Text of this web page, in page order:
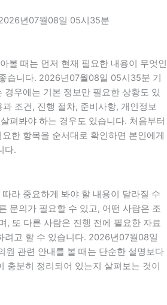
년07월08일 05시35분
볼 때는 먼저 현재 필요한 내용이 무엇인
습니다. 2026년07월08일 05시35분 기
경우에는 기본 정보만 필요한 상황도 있
조건, 진행 절차, 준비사항, 개인정보
펴봐야 하는 경우도 있습니다. 처음부터
한 항목을 순서대로 확인하면 본인에게
다.
라 중요하게 봐야 할 내용이 달라질 수
문의가 필요할 수 있고, 어떤 사람은 조
, 또 다른 사람은 진행 전에 필요한 자료
려고 할 수 있습니다. 2026년07월08일
원 관련 안내를 볼 때는 단순한 설명보다
충분히 정리되어 있는지 살펴보는 것이